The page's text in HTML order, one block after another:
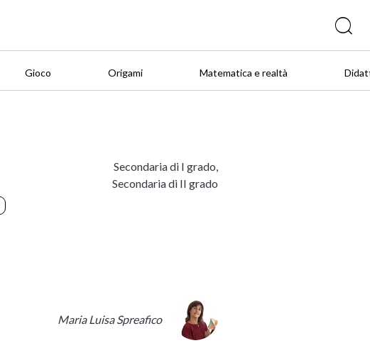
Gioco Origami Matematica e realtà
Secondaria di I grado,
Secondaria di II grado
Maria Luisa Spreafico